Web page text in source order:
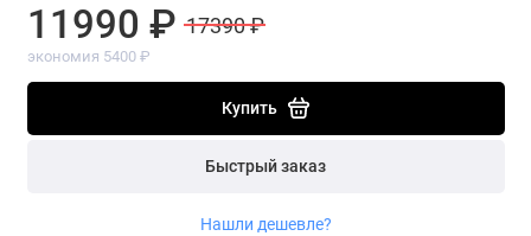
11990 ₽ 17390 ₽
экономия 5400 ₽
Купить
Быстрый заказ
Нашли дешевле?